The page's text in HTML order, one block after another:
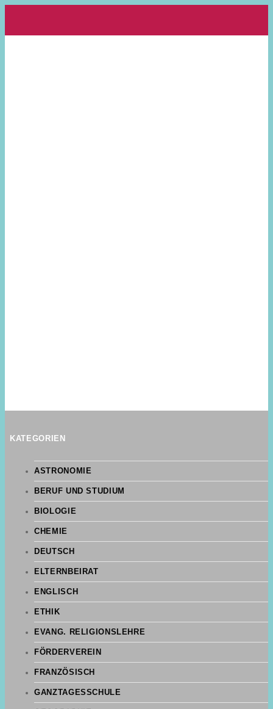
KATEGORIEN
ASTRONOMIE
BERUF UND STUDIUM
BIOLOGIE
CHEMIE
DEUTSCH
ELTERNBEIRAT
ENGLISCH
ETHIK
EVANG. RELIGIONSLEHRE
FÖRDERVEREIN
FRANZÖSISCH
GANZTAGESSCHULE